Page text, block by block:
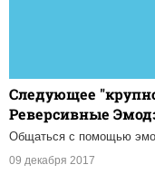
Следующее
Реверсивные
Общаться с помощью
09 декабря 2017